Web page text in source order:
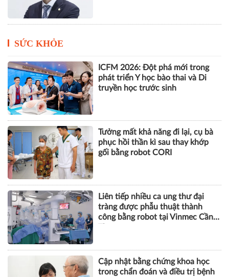
SỨC KHỎE
ICFM 2026: Đột phá mới trong
phát triển Y học bào thai và Di
truyền học trước sinh
Tưởng mất khả năng đi lại, cụ bà
phục hồi thần kì sau thay khớp
gối bằng robot CORI
Liên tiếp nhiều ca ung thư đại
tràng được phẫu thuật thành
công bằng robot tại Vinmec Cần
Cập nhật bằng chứng khoa học
trong chẩn đoán và điều trị bệnh